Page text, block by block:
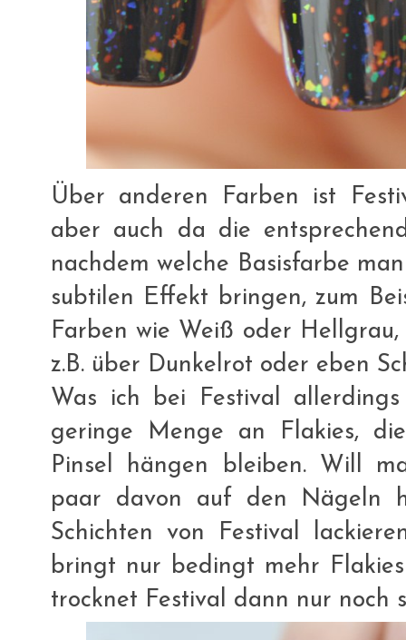
Über anderen Farben ist
aber auch da die
nachdem welche Basisfarbe
subtilen Effekt bringen, zum
Farben wie Weiß oder
z.B. über Dunkelrot oder eben
Was ich bei Festival
geringe Menge an Flakies,
Pinsel hängen bleiben. Will
paar davon auf den Nägeln
Schichten von Festival
bringt nur bedingt mehr
trocknet Festival dann nur noch